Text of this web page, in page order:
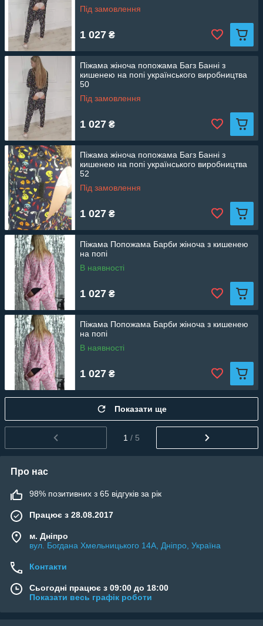
Під замовлення
1 027 ₴
Піжама жіноча попожама Багз Банні з
кишенею на попі українського виробництва
50
Під замовлення
1 027 ₴
Піжама жіноча попожама Багз Банні з
кишенею на попі українського виробництва
52
Під замовлення
1 027 ₴
Піжама Попожама Барби жіноча з кишенею
на попі
В наявності
1 027 ₴
Піжама Попожама Барби жіноча з кишенею
на попі
В наявності
1 027 ₴
Показати ще
1 / 5
Про нас
98% позитивних з 65 відгуків за рік
Працює з 28.08.2017
м. Дніпро
вул. Богдана Хмельницького 14А, Дніпро, Україна
Контакти
Сьогодні працює з 09:00 до 18:00
Показати весь графік роботи